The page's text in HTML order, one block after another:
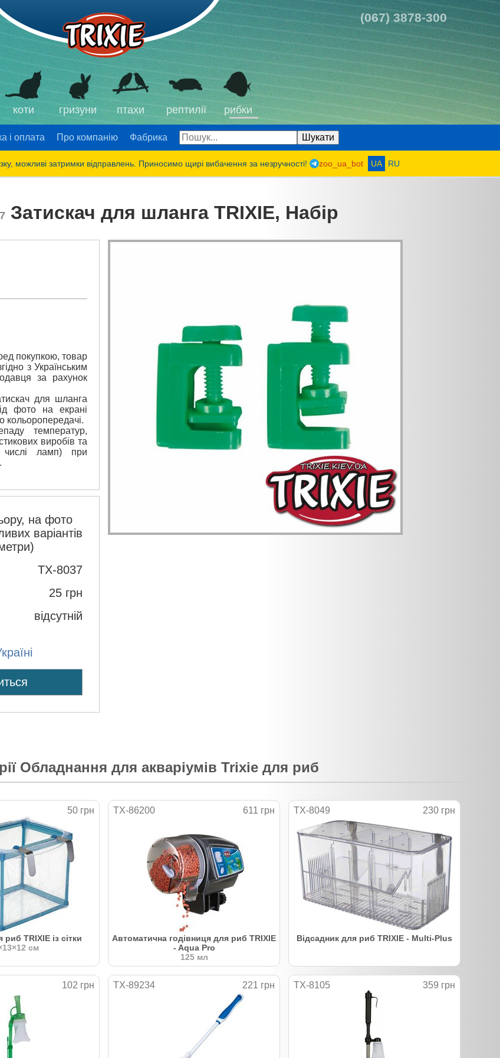
(067) 3878-300
коти гризуни птахи рептилії рибки
і оплата Про компанію Фабрика
можливі затримки відправлень. Приносимо щирі вибачення за незручності! zoo_ua_bot UA RU
Затискач для шланга TRIXIE, Набір
покупкою, товар
з Українським
за рахунок
для шланга
фото на екрані
кольоропередачі.
температур,
виробів та
числі ламп) при
на фото
варіантів
TX-8037
25 грн
відсутній
Обладнання для акваріумів Trixie для риб
50 грн
TRIXIE із сітки
см
TX-86200 611 грн
Автоматична годівниця для риб TRIXIE
- Aqua Pro
125 мл
TX-8049 230 грн
Відсадник для риб TRIXIE - Multi-Plus
102 грн TX-89234 221 грн TX-8105 359 грн